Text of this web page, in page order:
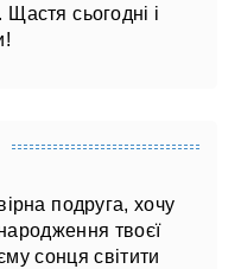
сьогодні і
подруга, хочу
твоєї
сонця світити